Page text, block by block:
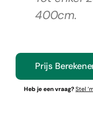
400cm.
Prijs
Heb je een vraag?Stel